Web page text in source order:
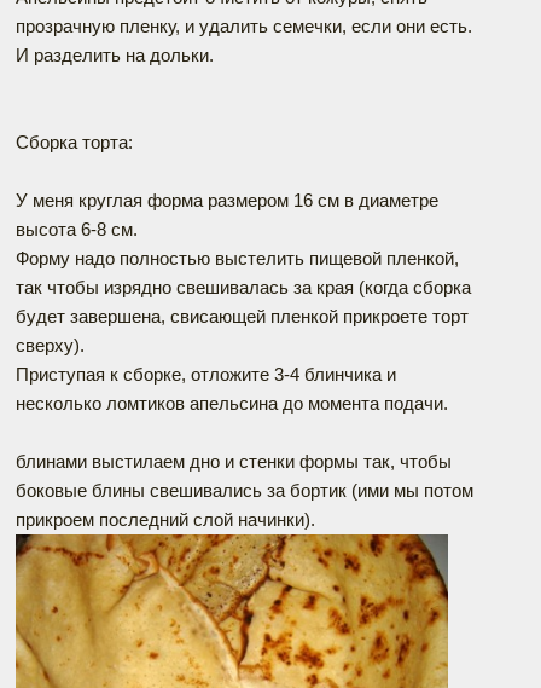
прозрачную пленку, и удалить семечки, если они есть.
И разделить на дольки.
Сборка торта:
У меня круглая форма размером 16 см в диаметре
высота 6-8 см.
Форму надо полностью выстелить пищевой пленкой,
так чтобы изрядно свешивалась за края (когда сборка
будет завершена, свисающей пленкой прикроете торт
сверху).
Приступая к сборке, отложите 3-4 блинчика и
несколько ломтиков апельсина до момента подачи.
блинами выстилаем дно и стенки формы так, чтобы
боковые блины свешивались за бортик (ими мы потом
прикроем последний слой начинки).